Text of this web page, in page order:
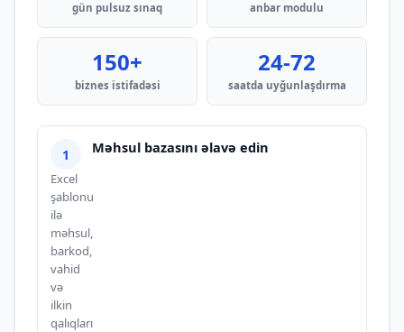
gün pulsuz sınaq anbar modulu
150+
biznes istifadəsi
24-72
saatda uyğunlaşdırma
Məhsul bazasını əlavə edin
Excel
şablonu
ilə
məhsul,
barkod,
vahid
və
ilkin
qalıqları